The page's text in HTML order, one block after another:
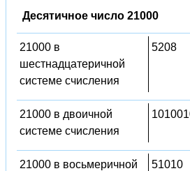
Десятичное число 21000
21000 в
шестнадцатеричной
системе счисления
5208
21000 в двоичной
системе счисления
21000 в восьмеричной
51010